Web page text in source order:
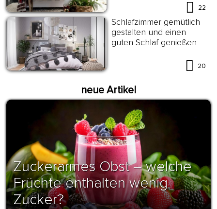
22
Schlafzimmer gemütlich
gestalten und einen
guten Schlaf genießen
20
neue Artikel
Zuckerarmes Obst – welche
Früchte enthalten wenig
Zucker?